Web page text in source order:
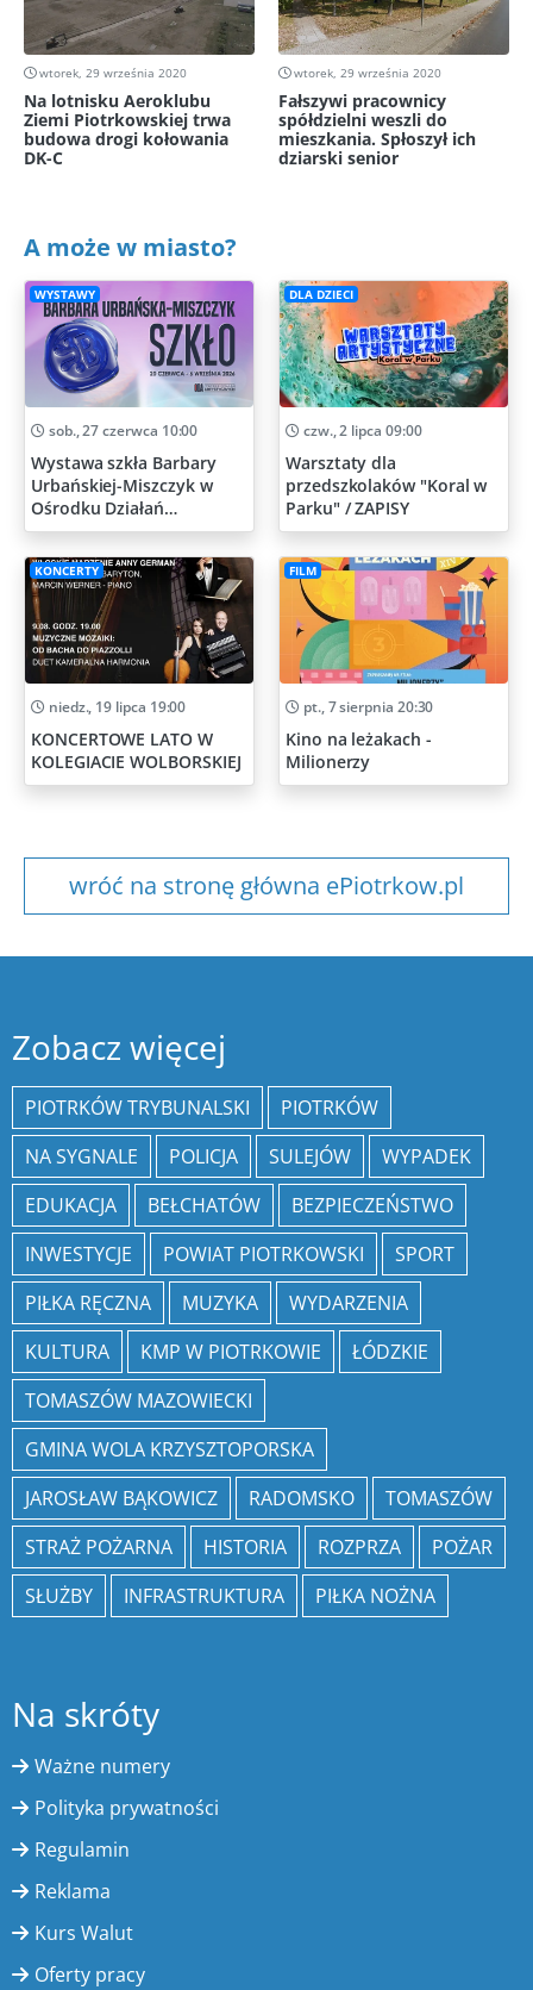
wtorek, 29 września 2020
Na lotnisku Aeroklubu
Ziemi Piotrkowskiej trwa
budowa drogi kołowania
DK-C
wtorek, 29 września 2020
Fałszywi pracownicy
spółdzielni weszli do
mieszkania. Spłoszył ich
dziarski senior
A może w miasto?
WYSTAWY
sob., 27 czerwca 10:00
Wystawa szkła Barbary
Urbańskiej-Miszczyk w
Ośrodku Działań
Artystycznych
DLA DZIECI
czw., 2 lipca 09:00
Warsztaty dla
przedszkolaków "Koral w
Parku" / ZAPISY
KONCERTY
niedz., 19 lipca 19:00
KONCERTOWE LATO W
KOLEGIACIE WOLBORSKIEJ
FILM
pt., 7 sierpnia 20:30
Kino na leżakach -
Milionerzy
wróć na stronę główna ePiotrkow.pl
Zobacz więcej
PIOTRKÓW TRYBUNALSKI
PIOTRKÓW
NA SYGNALE
POLICJA SULEJÓW
WYPADEK
EDUKACJA
BEŁCHATÓW
BEZPIECZEŃSTWO
INWESTYCJE
POWIAT PIOTRKOWSKI
SPORT
PIŁKA RĘCZNA
MUZYKA
WYDARZENIA
KULTURA
KMP W PIOTRKOWIE
ŁÓDZKIE
TOMASZÓW MAZOWIECKI
GMINA WOLA KRZYSZTOPORSKA
JAROSŁAW BĄKOWICZ
RADOMSKO
TOMASZÓW
STRAŻ POŻARNA
HISTORIA ROZPRZA
POŻAR
SŁUŻBY
INFRASTRUKTURA PIŁKA NOŻNA
Na skróty
Ważne numery
Polityka prywatności
Regulamin
Reklama
Kurs Walut
Oferty pracy